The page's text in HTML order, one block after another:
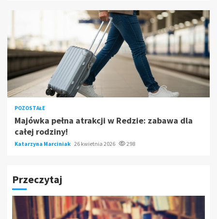
POZOSTAŁE
Majówka pełna atrakcji w Redzie: zabawa dla
całej rodziny!
Katarzyna Marciniak 26 kwietnia 2026 298
Przeczytaj